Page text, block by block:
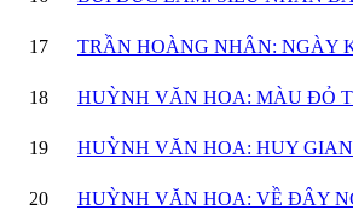
17 TRẦN HOÀNG NHÂN: NGÀY
18 HUỲNH VĂN HOA: MÀU ĐỎ
19 HUỲNH VĂN HOA: HUY
20 HUỲNH VĂN HOA: VỀ ĐÂY